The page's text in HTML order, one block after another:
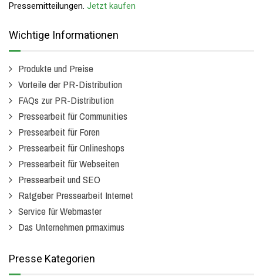
Pressemitteilungen. Jetzt kaufen
Wichtige Informationen
Produkte und Preise
Vorteile der PR-Distribution
FAQs zur PR-Distribution
Pressearbeit für Communities
Pressearbeit für Foren
Pressearbeit für Onlineshops
Pressearbeit für Webseiten
Pressearbeit und SEO
Ratgeber Pressearbeit Internet
Service für Webmaster
Das Unternehmen prmaximus
Presse Kategorien